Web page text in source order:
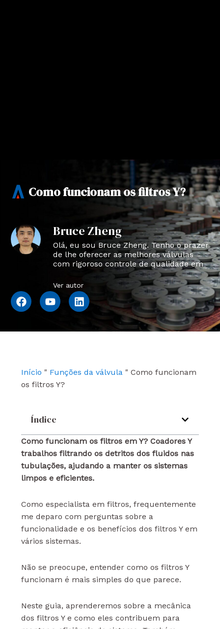
Como funcionam os filtros Y?
Bruce Zheng
Olá, eu sou Bruce Zheng. Tenho o prazer
de lhe oferecer as melhores válvulas
com rigoroso controle de qualidade em
Ver autor
F
a
k
Y
o
L
i
n
Início " Funções da válvula" Como funcionam
os filtros Y?
Índice
Como funcionam os filtros em Y? Coadores Y
trabalhosfiltrando os detritos dos fluidos nas
tubulações, ajudando a manter os sistemas
limpos e eficientes.
Como especialista em filtros, frequentemente
me deparo com perguntas sobre a
funcionalidade e os benefícios dos filtros Y em
vários sistemas.
Não se preocupe, entender como os filtros Y
funcionam é mais simples do que parece.
Neste guia, aprenderemos sobre a mecânica
dos filtros Y e como eles contribuem para